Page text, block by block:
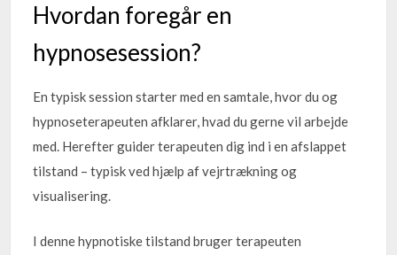
Hvordan foregår en
hypnosesession?
En typisk session starter med en samtale, hvor du og
hypnoseterapeuten afklarer, hvad du gerne vil arbejde
med. Herefter guider terapeuten dig ind i en afslappet
tilstand – typisk ved hjælp af vejrtrækning og
visualisering.
I denne hypnotiske tilstand bruger terapeuten